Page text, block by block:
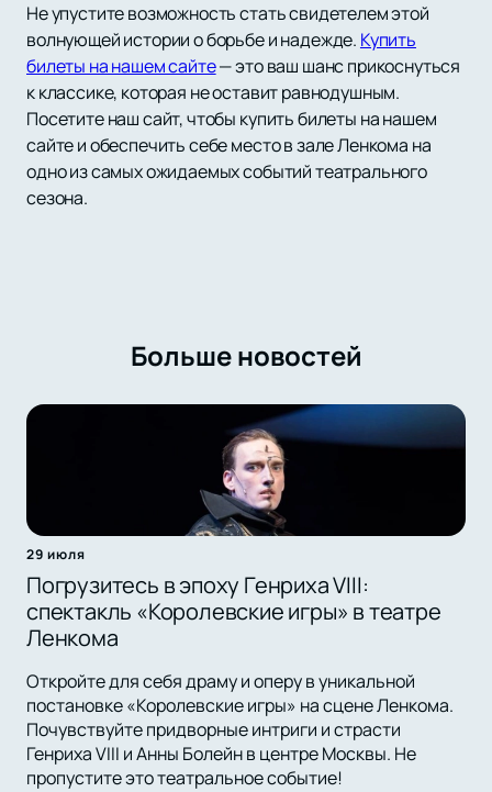
Не упустите возможность стать свидетелем этой
волнующей истории о борьбе и надежде. Купить
билеты на нашем сайте— это ваш шанс прикоснуться
к классике, которая не оставит равнодушным.
Посетите наш сайт, чтобы купить билеты на нашем
сайте и обеспечить себе место в зале Ленкома на
одно из самых ожидаемых событий театрального
сезона.
Больше новостей
29 июля
Погрузитесь в эпоху Генриха VIII:
спектакль «Королевские игры» в театре
Ленкома
Откройте для себя драму и оперу в уникальной
постановке «Королевские игры» на сцене Ленкома.
Почувствуйте придворные интриги и страсти
Генриха VIII и Анны Болейн в центре Москвы. Не
пропустите это театральное событие!